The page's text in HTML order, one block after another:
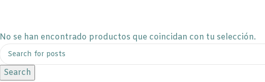
No se han encontrado productos que coincidan con tu selección.
Search